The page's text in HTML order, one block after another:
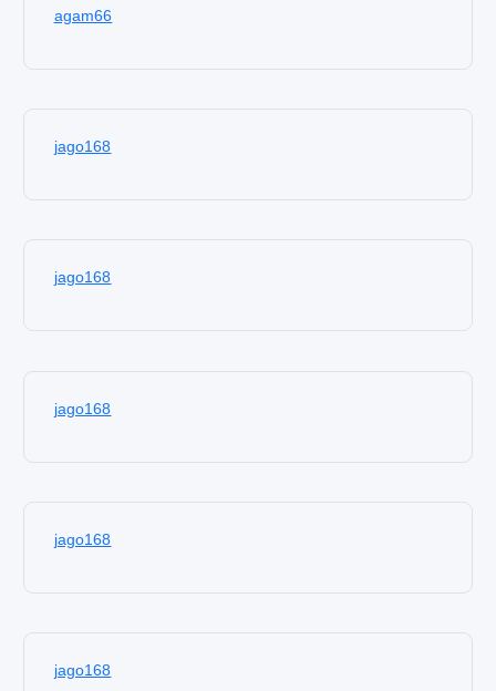
agam66
jago168
jago168
jago168
jago168
jago168